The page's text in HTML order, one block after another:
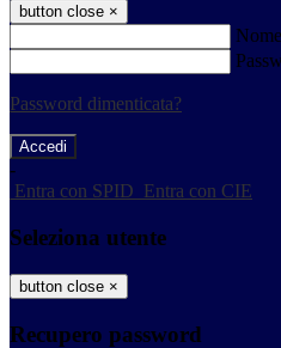
button close ×
Password dimenticata?
-
Entra con SPID Entra con CIE
Seleziona utente
button close ×
Recupero password